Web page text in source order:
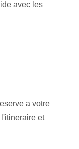
avec les
a votre
et